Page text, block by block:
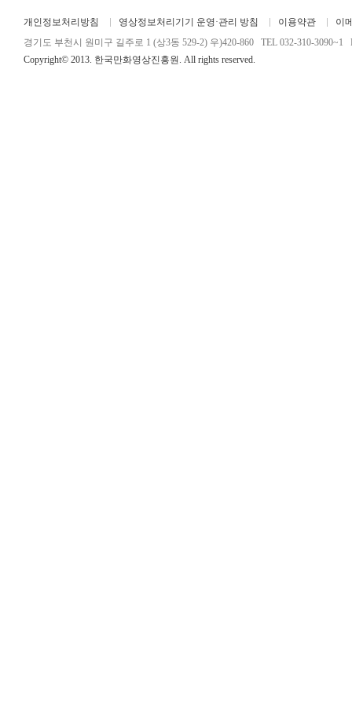
개인정보처리방침 영상정보처리기기 운영·관리 방침 이용약관
이
경기도 부천시 원미구 길주로 1 (상3동 529-2) 우)420-860 TEL 032-310-3090~1
Copyright© 2013. 한국만화영상진흥원. All rights reserved.